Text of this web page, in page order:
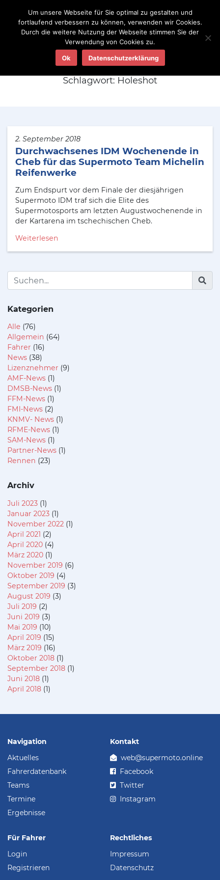
Aktuelles
Schlagwort: Holeshot
2. September 2018
Durchwachsenes IDM Wochenende in
Cheb für das Supermoto Team Michelin
Reifenwerke
Zum Endspurt vor dem Finale der diesjährigen
Supermoto IDM traf sich die Elite des
Supermotosports am letzten Augustwochenende in
der Kartarena im tschechischen Cheb.
Weiterlesen
Kategorien
Alle (76)
Allgemein (64)
Fahrer (16)
News (38)
Lizenznehmer (9)
AMF-News (1)
DMSB-News (1)
FFM-News (1)
FMI-News (2)
KNMV- News (1)
RFME-News (1)
SAM-News (1)
Partner-News (1)
Rennen (23)
Archiv
Juli 2023 (1)
Januar 2023 (1)
November 2022 (1)
April 2021 (2)
April 2020 (4)
März 2020 (1)
November 2019 (6)
Oktober 2019 (4)
September 2019 (3)
August 2019 (3)
Juli 2019 (2)
Juni 2019 (3)
Mai 2019 (10)
April 2019 (15)
März 2019 (16)
Oktober 2018 (1)
September 2018 (1)
Juni 2018 (1)
April 2018 (1)
Navigation
Aktuelles
Fahrerdatenbank
Teams
Termine
Ergebnisse
Kontakt
web@supermoto.online
Facebook
Twitter
Instagram
Für Fahrer
Login
Registrieren
Rechtliches
Impressum
Datenschutz
Um unsere Webseite für Sie optimal zu gestalten und
fortlaufend verbessern zu können, verwenden wir Cookies.
Durch die weitere Nutzung der Webseite stimmen Sie der
Verwendung von Cookies zu.
Ok Datenschutzerklärung